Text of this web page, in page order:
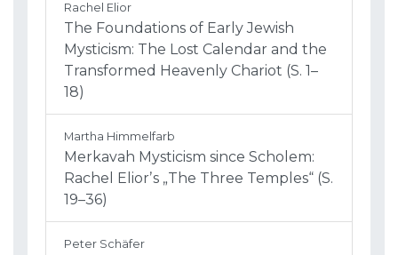
Rachel Elior
The Foundations of Early Jewish
Mysticism: The Lost Calendar and the
Transformed Heavenly Chariot (S. 1–
18)
Martha Himmelfarb
Merkavah Mysticism since Scholem:
Rachel Eliorʼs „The Three Temples“ (S.
19–36)
Peter Schäfer